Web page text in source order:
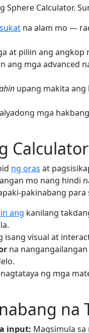
Sphere Calculator.
na alam mo —
at piliin ang angkop
ang mga advanced
upang makita ang
mga
ng oras at
mo nang hindi
pakinabang para
ang kanilang
isang visual at
na
ng mga
na
input: Magsimula